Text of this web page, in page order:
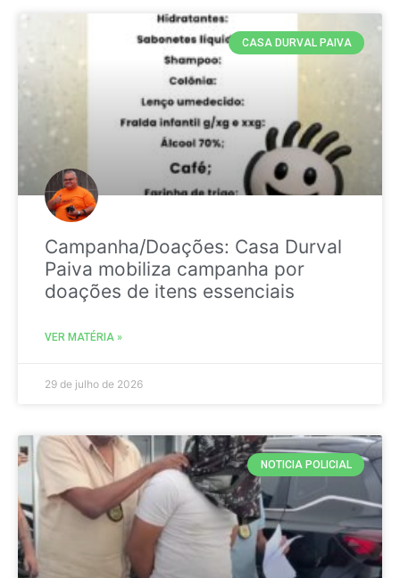
CASA DURVAL PAIVA
Campanha/Doações: Casa Durval
Paiva mobiliza campanha por
doações de itens essenciais
VER MATÉRIA »
29 de julho de 2026
NOTICIA POLICIAL